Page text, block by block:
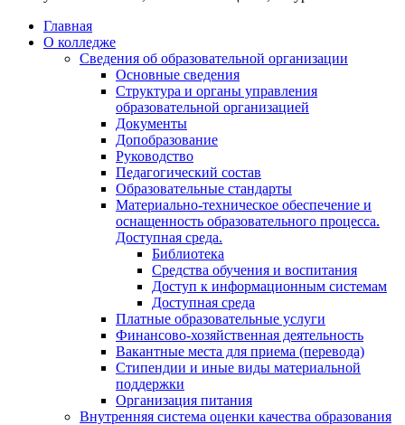
Главная
О колледже
Сведения об образовательной организации
Основные сведения
Структура и органы управления
образовательной организацией
Документы
Допобразование
Руководство
Педагогический состав
Образовательные стандарты
Материально-техническое обеспечение и
оснащенность образовательного процесса.
Доступная среда.
Библиотека
Средства обучения и воспитания
Доступ к информационным системам
Доступная среда
Платные образовательные услуги
Финансово-хозяйственная деятельность
Вакантные места для приема (перевода)
Стипендии и иные виды материальной
поддержки
Организация питания
Внутренняя система оценки качества образования